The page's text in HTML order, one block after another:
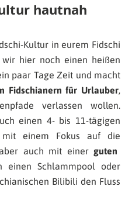
hautnah
Kultur in eurem Fidschi
hier noch einen heißen
paar Tage Zeit und macht
Fidschianern für Urlauber,
verlassen wollen.
einen 4- bis 11-tägigen
einem Fokus auf die
auch mit einerguten
einen Schlammpool oder
Bilibili den Fluss